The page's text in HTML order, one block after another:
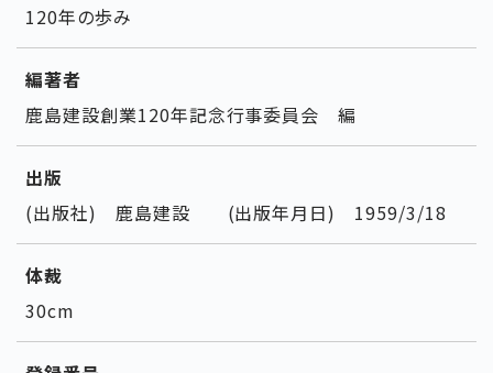
120年の歩み
編著者
鹿島建設創業120年記念行事委員会 編
出版
(出版社) 鹿島建設 (出版年月日) 1959/3/18
体裁
30cm